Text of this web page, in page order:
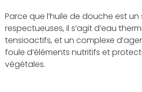
Parce que l’huile de douche est
respectueuses, il s’agit d’eau
tensioactifs, et un complexe
foule d’éléments nutritifs et
végétales.